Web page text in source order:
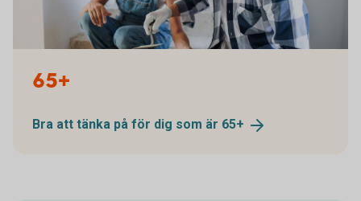
65+
Bra att tänka på för dig som är 65+